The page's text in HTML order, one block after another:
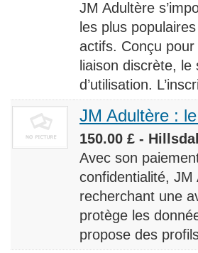
JM Adultère
les plus
actifs. Conçu
liaison discrète, le
d’utilisation.
JM Adultère :
150.00 £ -
Avec son
confidentialité,
recherchant une
protège les
propose des